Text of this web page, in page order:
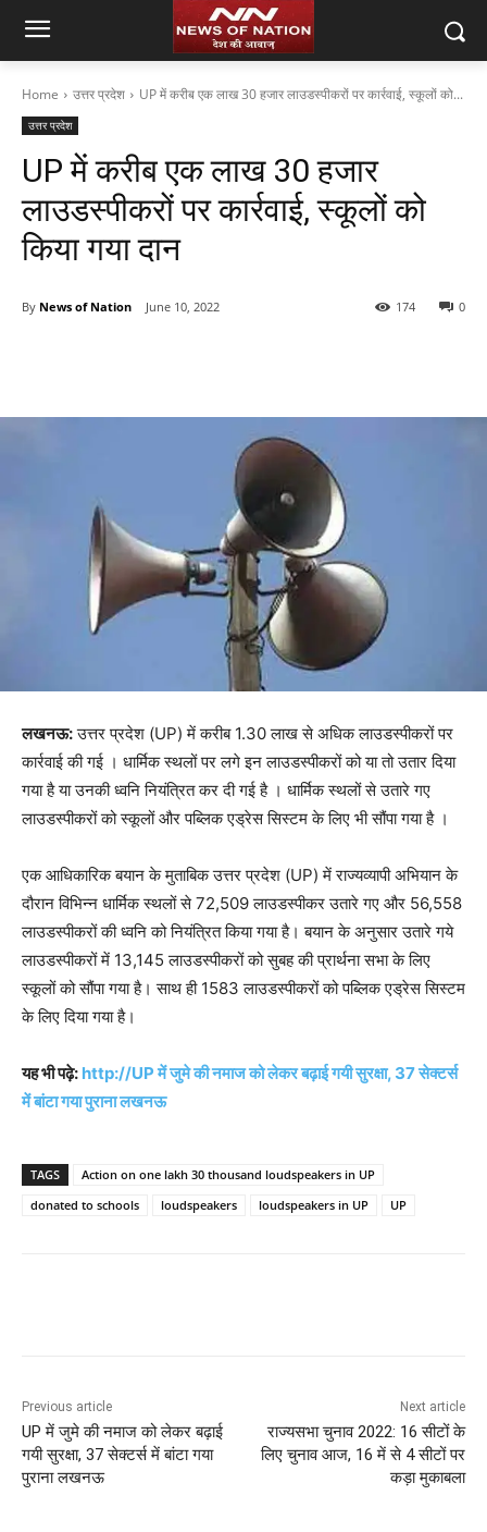
Home उत्तर प्रदेश UP में करीब एक लाख 30 हजार लाउडस्पीकरों पर कार्रवाई, स्कूलों को...
उत्तर प्रदेश
UP में करीब एक लाख 30 हजार
लाउडस्पीकरों पर कार्रवाई, स्कूलों को
किया गया दान
By News of Nation June 10, 2022 0
174
लखनऊ:उत्तर प्रदेश (UP) में करीब 1.30 लाख से अधिक लाउडस्पीकरों पर
कार्रवाई की गई । धार्मिक स्थलों पर लगे इन लाउडस्पीकरों को या तो उतार दिया
गया है या उनकी ध्वनि नियंत्रित कर दी गई है । धार्मिक स्थलों से उतारे गए
लाउडस्पीकरों को स्कूलों और पब्लिक एड्रेस सिस्टम के लिए भी सौंपा गया है ।
एक आधिकारिक बयान के मुताबिक उत्तर प्रदेश (UP) में राज्यव्यापी अभियान के
दौरान विभिन्न धार्मिक स्थलों से 72,509 लाउडस्पीकर उतारे गए और 56,558
लाउडस्पीकरों की ध्वनि को नियंत्रित किया गया है। बयान के अनुसार उतारे गये
लाउडस्पीकरों में 13,145 लाउडस्पीकरों को सुबह की प्रार्थना सभा के लिए
स्कूलों को सौंपा गया है। साथ ही 1583 लाउडस्पीकरों को पब्लिक एड्रेस सिस्टम
के लिए दिया गया है।
यह भी पढ़े: http://UP में जुमे की नमाज को लेकर बढ़ाई गयी सुरक्षा, 37 सेक्टर्स
में बांटा गया पुराना लखनऊ
TAGS
Action on one lakh 30 thousand loudspeakers in UP
donated to schools
loudspeakers loudspeakers in UP UP
Previous article
UP में जुमे की नमाज को लेकर बढ़ाई
गयी सुरक्षा, 37 सेक्टर्स में बांटा गया
पुराना लखनऊ
Next article
राज्यसभा चुनाव 2022: 16 सीटों के
लिए चुनाव आज, 16 में से 4 सीटों पर
कड़ा मुकाबला